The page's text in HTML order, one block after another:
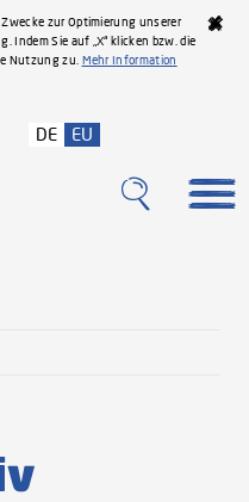
zur Optimierung unserer
Indem Sie auf „X“ klicken bzw. die
Nutzung zu. Mehr Information
DE EU